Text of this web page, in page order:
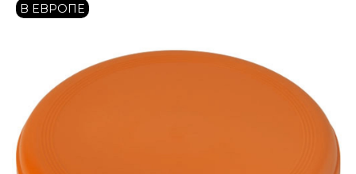
В ЕВРОПЕ